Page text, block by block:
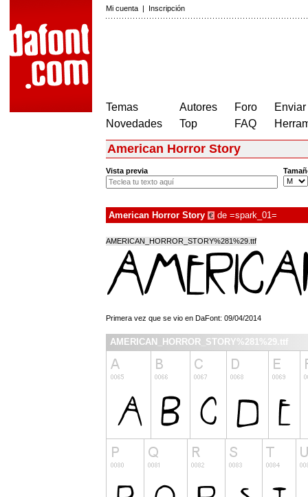
Mi cuenta | Inscripción
Temas
Novedades
Autores
Top
Foro
FAQ
American Horror Story
Vista previa
American Horror Story € de =spark_01=
AMERICAN_HORROR_STORY%281%29.ttf
Primera vez que se vio en DaFont: 09/04/2014
AMERICAN_HORROR_STORY%281%29.ttf